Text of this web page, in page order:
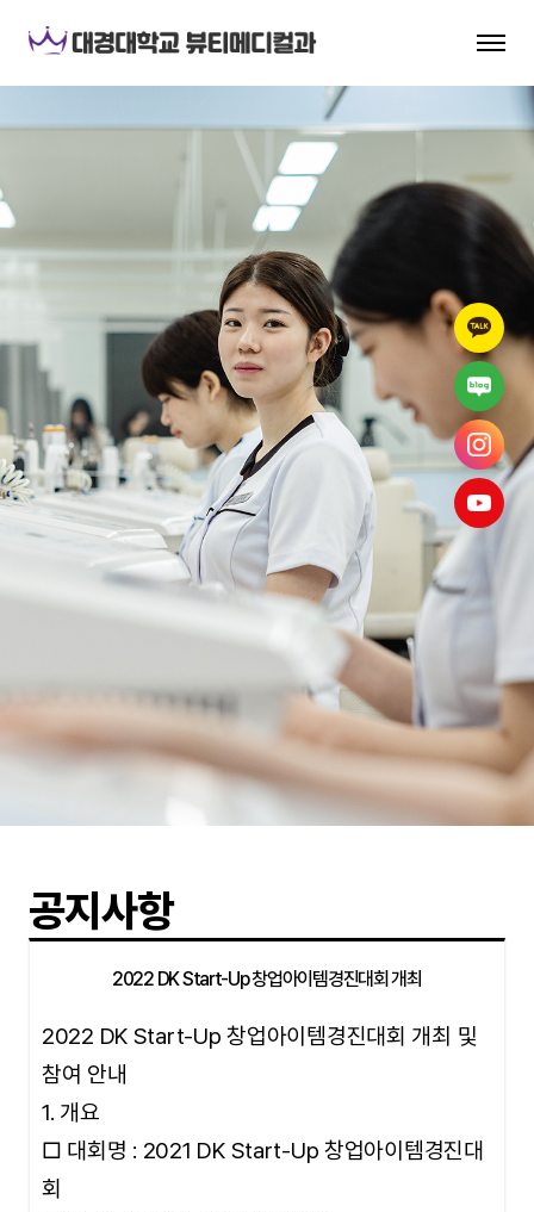
공지사항
2022 DK Start-Up 창업아이템경진대회 개최
2022 DK Start-Up 창업아이템경진대회 개최 및
참여 안내
1. 개요
□ 대회명 : 2021 DK Start-Up 창업아이템경진대
회